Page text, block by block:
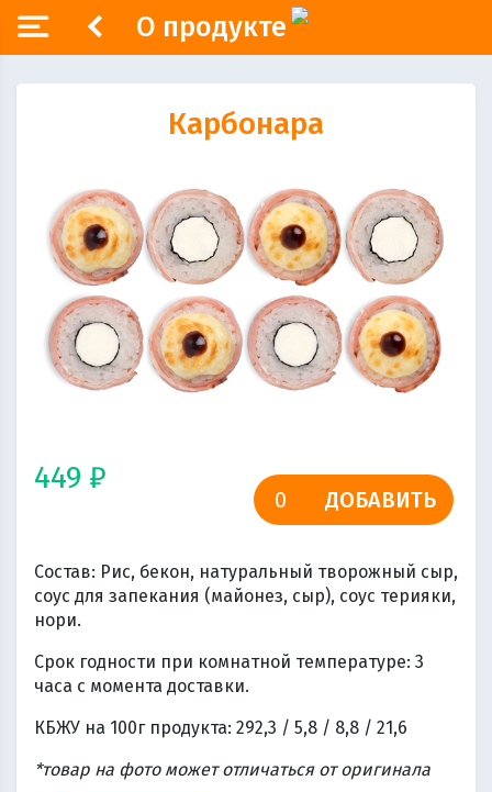
О продукте
Карбонара
449 ₽
ДОБАВИТЬ
Состав: Рис, бекон, натуральный творожный сыр,
соус для запекания (майонез, сыр), соус терияки,
нори.
Срок годности при комнатной температуре: 3
часа с момента доставки.
КБЖУ на 100г продукта: 292,3 / 5,8 / 8,8 / 21,6
*товар на фото может отличаться от оригинала